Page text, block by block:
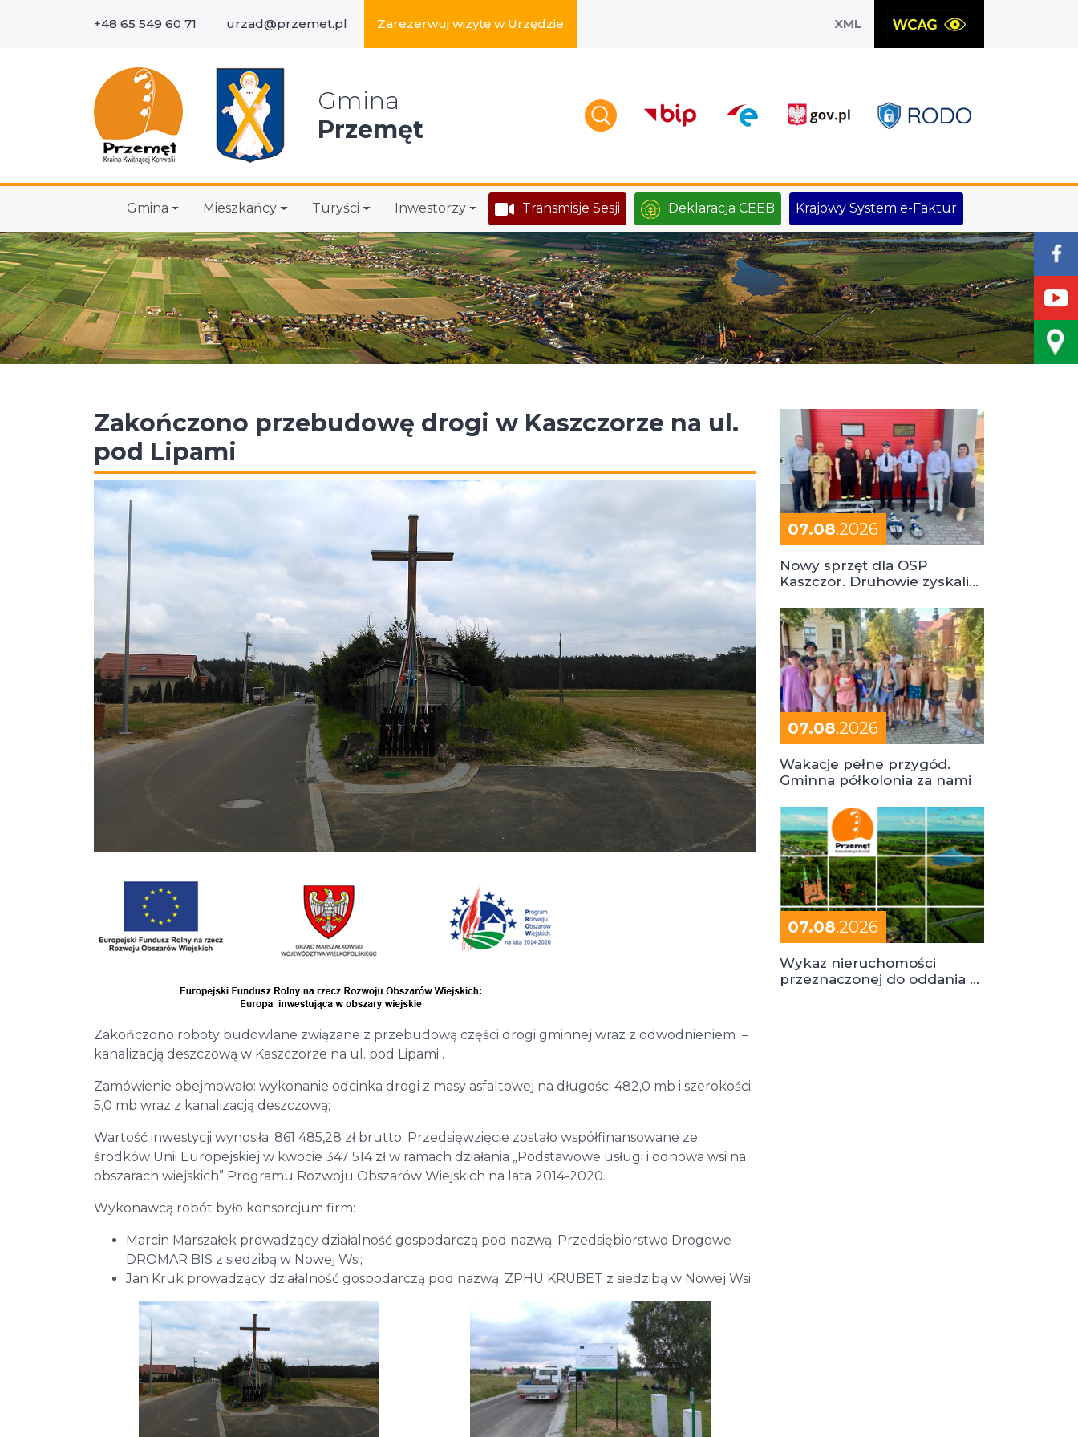
+48 65 549 60 71 urzad@przemet.pl Zarezerwuj wizytę w Urzędzie XML
Gmina
Przemęt
Gmina Mieszkańcy Turyści Inwestorzy Transmisje Sesji Deklaracja CEEB Krajowy System e-Faktur
Zakończono przebudowę drogi w Kaszczorze na ul.
pod Lipami
Zakończono roboty budowlane związane z przebudową części drogi gminnej wraz z odwodnieniem –
kanalizacją deszczową w Kaszczorze na ul. pod Lipami .
Zamówienie obejmowało: wykonanie odcinka drogi z masy asfaltowej na długości 482,0 mb i szerokości
5,0 mb wraz z kanalizacją deszczową;
Wartość inwestycji wynosiła: 861 485,28 zł brutto. Przedsięwzięcie zostało współfinansowane ze
środków Unii Europejskiej w kwocie 347 514 zł w ramach działania „Podstawowe usługi i odnowa wsi na
obszarach wiejskich” Programu Rozwoju Obszarów Wiejskich na lata 2014-2020.
Wykonawcą robót było konsorcjum firm:
Marcin Marszałek prowadzący działalność gospodarczą pod nazwą: Przedsiębiorstwo Drogowe
DROMAR BIS z siedzibą w Nowej Wsi;
Jan Kruk prowadzący działalność gospodarczą pod nazwą: ZPHU KRUBET z siedzibą w Nowej Wsi.
07.08.2026
Nowy sprzęt dla OSP
Kaszczor. Druhowie zyskali
07.08.2026
Wakacje pełne przygód.
Gminna półkolonia za nami
07.08.2026
Wykaz nieruchomości
przeznaczonej do oddania w
Wyszukaj w serwisie